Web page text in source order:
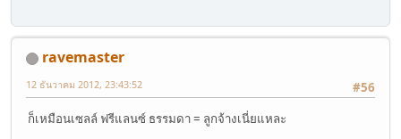
ravemaster
#56
12 ธันวาคม 2012, 23:43:52
ก็เหมือนเซลล์ ฟรีแลนซ์ ธรรมดา = ลูกจ้างเนี่ยแหละ